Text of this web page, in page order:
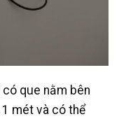
có que nằm bên
mét và có thể